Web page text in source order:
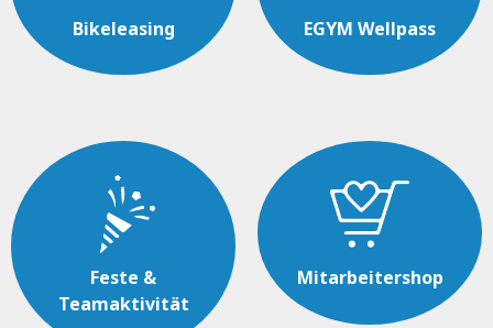
Bikeleasing EGYM Wellpass
Feste &
Teamaktivität
Mitarbeitershop